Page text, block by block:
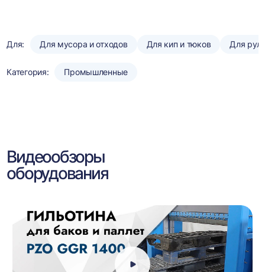
Для: Для мусора и отходов Для кип и тюков Для
Категория: Промышленные
Видеообзоры
оборудования